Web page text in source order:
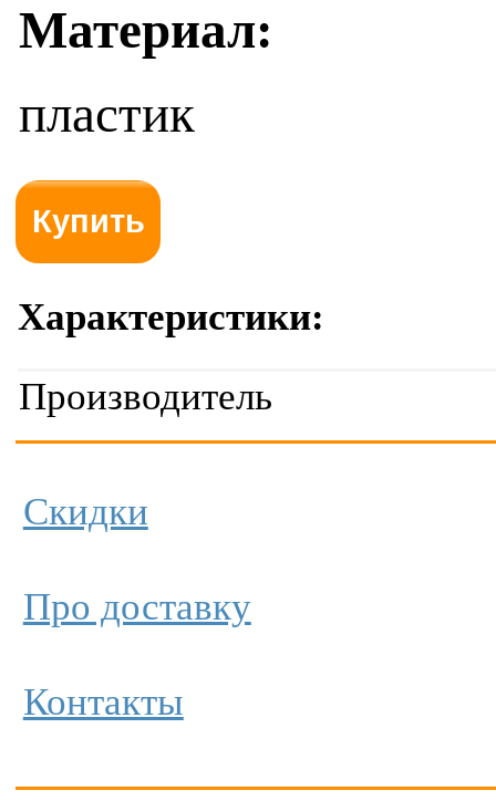
Материал:
пластик
Характеристики:
Производитель
Скидки
Про доставку
Контакты